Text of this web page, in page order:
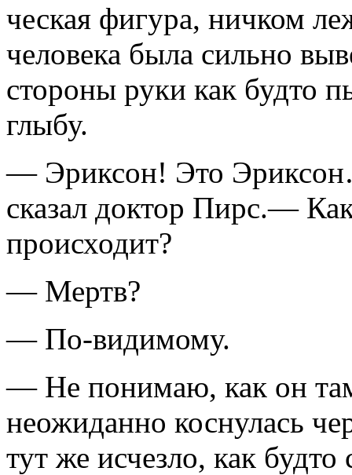
ческая фигура, ничком
человека была сильно
стороны руки как будто
глыбу.
— Эриксон! Это
сказал доктор Пирс.—
происходит?
— Мертв?
— По-видимому.
— Не понимаю, как он
неожиданно коснулась
тут же исчезло, как